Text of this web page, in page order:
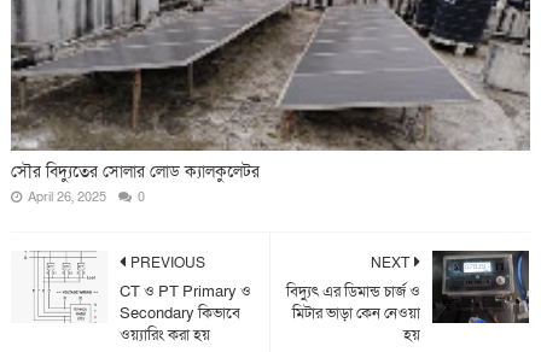
সৌর বিদ্যুতের সোলার লোড ক্যালকুলেটর
April 26, 2025 0
NEXT
বিদ্যুৎ এর ডিমান্ড চার্জ ও
মিটার ভাড়া কেন নেওয়া
হয়
PREVIOUS
CT ও PT Primary ও
Secondary কিভাবে
ওয়্যারিং করা হয়